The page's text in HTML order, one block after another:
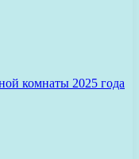
комнаты 2025 года